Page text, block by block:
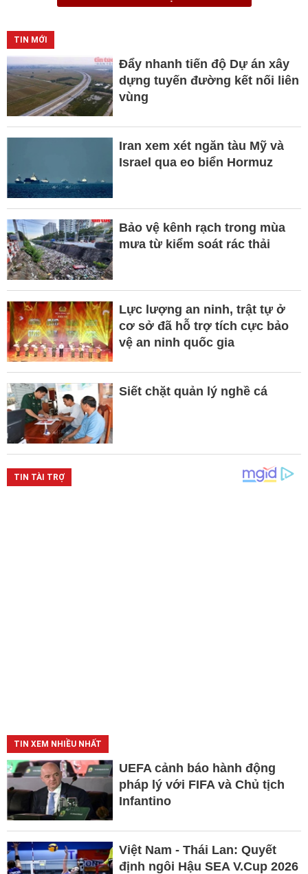
TIN MỚI
Đẩy nhanh tiến độ Dự án xây
dựng tuyến đường kết nối liên
vùng
Iran xem xét ngăn tàu Mỹ và
Israel qua eo biển Hormuz
Bảo vệ kênh rạch trong mùa
mưa từ kiểm soát rác thải
Lực lượng an ninh, trật tự ở
cơ sở đã hỗ trợ tích cực bảo
vệ an ninh quốc gia
Siết chặt quản lý nghề cá
TIN XEM NHIỀU NHẤT
UEFA cảnh báo hành động
pháp lý với FIFA và Chủ tịch
Infantino
Việt Nam - Thái Lan: Quyết
định ngôi Hậu SEA V.Cup 2026